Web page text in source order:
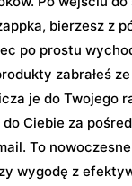
bierzesz z
po prostu
zabrałeś
je do Twojego
do Ciebie za
To
wygodę z